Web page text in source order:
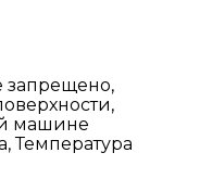
запрещено,
машине
Температура